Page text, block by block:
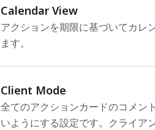
Calendar View
アクションを期限に基づいてカレ
ます。
Client Mode
全てのアクションカードのコメン
いようにする設定です。クライア